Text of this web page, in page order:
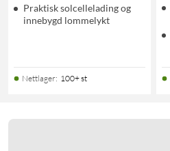
Praktisk solcellelading og
innebygd lommelykt
Nettlager: 100+ st